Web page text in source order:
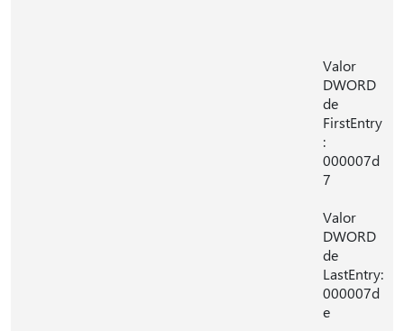
Valor
DWORD
de
FirstEntry
:
000007d
7
Valor
DWORD
de
LastEntry:
000007d
e